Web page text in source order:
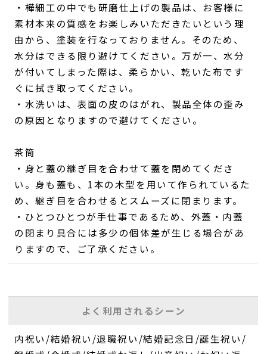
・樺細工の中でも研磨仕上げの製品は、お客様に
素材本来の質感をお楽しみいただきたいという理
由から、塗装を行なっておりません。そのため、
水分はできる限り避けてください。万が一、水分
が付いてしまった際は、柔らかい、乾いた布です
ぐに拭き取ってください。
・水洗いは、表面の皮のはがれ、製品全体の歪み
の原因となりますので避けてください。
茶筒
・身と蓋の継ぎ目を合わせて蓋を閉めてくださ
い。身も蓋も、1本の木型を用いて作られているた
め、継ぎ目を合わせるとスムーズに閉まります。
・ひとつひとつが手仕事であるため、外蓋・内蓋
の閉まり具合には多少の個体差が生じる場合があ
りますので、ご了承ください。
よく利用されるシーン
内祝い/結婚祝い/退職祝い/結婚記念日/誕生祝い/